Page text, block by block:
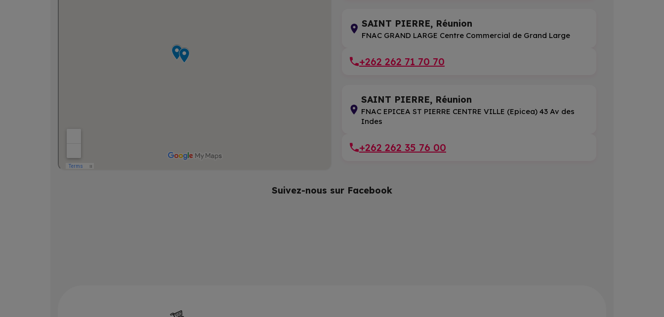
SAINT PIERRE, Réunion
FNAC GRAND LARGE Centre Commercial de Grand Large
+262 262 71 70 70
SAINT PIERRE, Réunion
FNAC EPICEA ST PIERRE CENTRE VILLE (Epicea) 43 Av des
Indes
+262 262 35 76 00
Suivez-nous sur Facebook